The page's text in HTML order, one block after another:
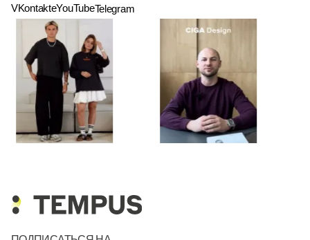
VKontakteYouTubeTelegram